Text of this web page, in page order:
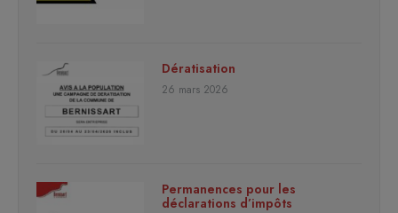
Dératisation
26 mars 2026
Permanences pour les
déclarations d’impôts